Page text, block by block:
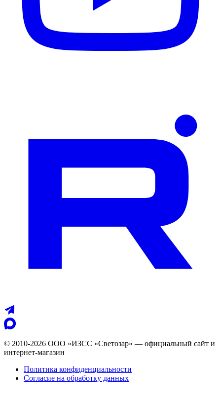
© 2010-2026 ООО «ИЗСС «Светозар» — официальный сайт и
интернет-магазин
Политика конфиденциальности
Согласие на обработку данных